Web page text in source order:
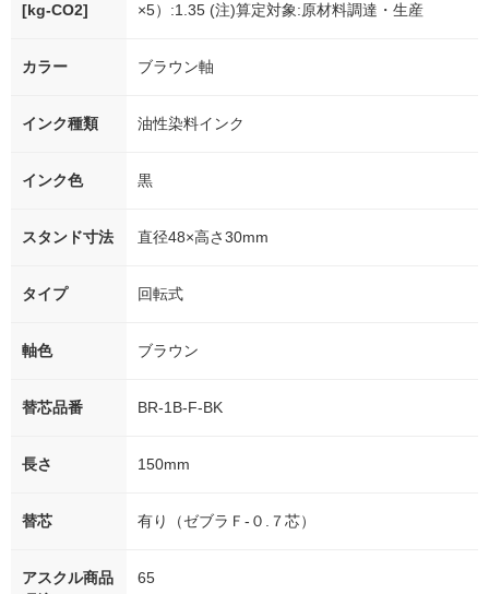
[kg-CO2]
×5）:1.35 (注)算定対象:原材料調達・生産
カラー ブラウン軸
インク種類 油性染料インク
インク色 黒
スタンド寸法 直径48×高さ30mm
タイプ 回転式
軸色 ブラウン
替芯品番 BR-1B-F-BK
長さ 150mm
替芯 有り（ゼブラＦ-０.７芯）
アスクル商品
65